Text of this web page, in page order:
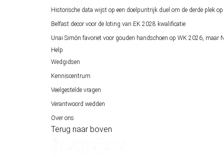
Historische data wijst op een doelpuntrijk duel om de derde plek
Belfast decor voor de loting van EK 2028 kwalificatie
Unai Simón favoriet voor gouden handschoen op WK 2026, maar
Help
Wedgidsen
Kenniscentrum
Veelgestelde vragen
Verantwoord wedden
Over ons
Terug naar boven